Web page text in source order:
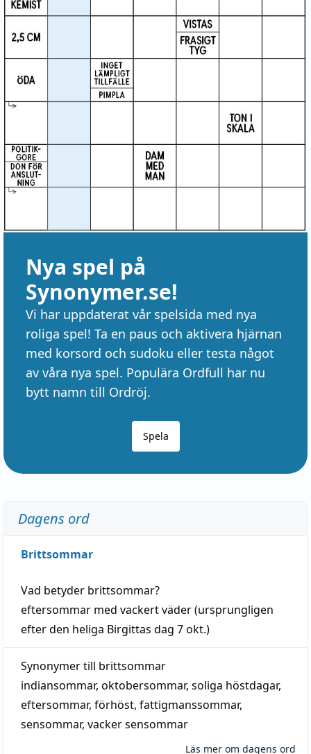
Nya spel på
Synonymer.se!
Vi har uppdaterat vår spelsida med nya
roliga spel! Ta en paus och aktivera hjärnan
med korsord och sudoku eller testa något
av våra nya spel. Populära Ordfull har nu
bytt namn till Ordröj.
Spela
Dagens ord
Brittsommar
Vad betyder brittsommar?
eftersommar med vackertväder(ursprungligen
efter den heliga Birgittas dag 7 okt.)
Synonymer till brittsommar
indiansommar, oktobersommar, soliga höstdagar,
eftersommar, förhöst, fattigmanssommar,
sensommar, vacker sensommar
Läs mer om dagens ord